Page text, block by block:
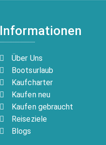
Informationen
Über Uns
Bootsurlaub
Kaufcharter
Kaufen neu
Kaufen gebraucht
Reiseziele
Blogs